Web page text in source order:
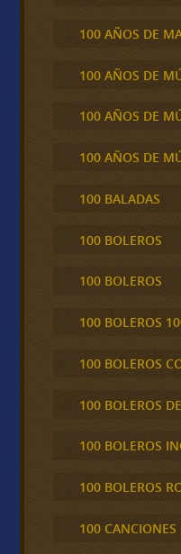
100 AÑOS DE
100 AÑOS DE
100 AÑOS DE
100 AÑOS DE
100 BALADAS
100 BOLEROS
100 BOLEROS
100 BOLEROS
100 BOLEROS
100 BOLEROS
100 BOLEROS
100 BOLEROS
100